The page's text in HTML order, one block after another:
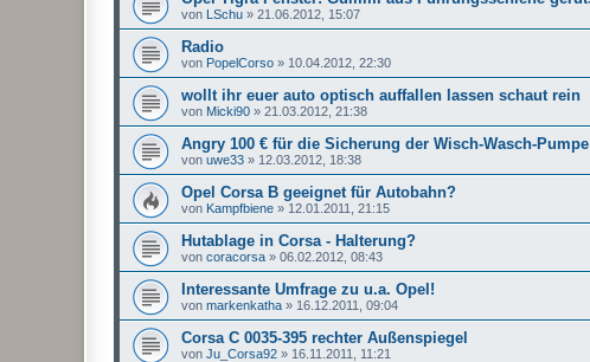
von LSchu » 21.06.2012, 15:07
Radio
von PopelCorso » 10.04.2012, 22:30
wollt ihr euer auto optisch auffallen lassen schaut rein
von Micki90 » 21.03.2012, 21:38
Angry 100 € für die Sicherung der Wisch-Wasch-
von uwe33 » 12.03.2012, 18:38
Opel Corsa B geeignet für Autobahn?
von Kampfbiene » 12.01.2011, 21:15
Hutablage in Corsa - Halterung?
von coracorsa » 06.02.2012, 08:43
Interessante Umfrage zu u.a. Opel!
von markenkatha » 16.12.2011, 09:04
Corsa C 0035-395 rechter Außenspiegel
von Ju_Corsa92 » 16.11.2011, 11:21